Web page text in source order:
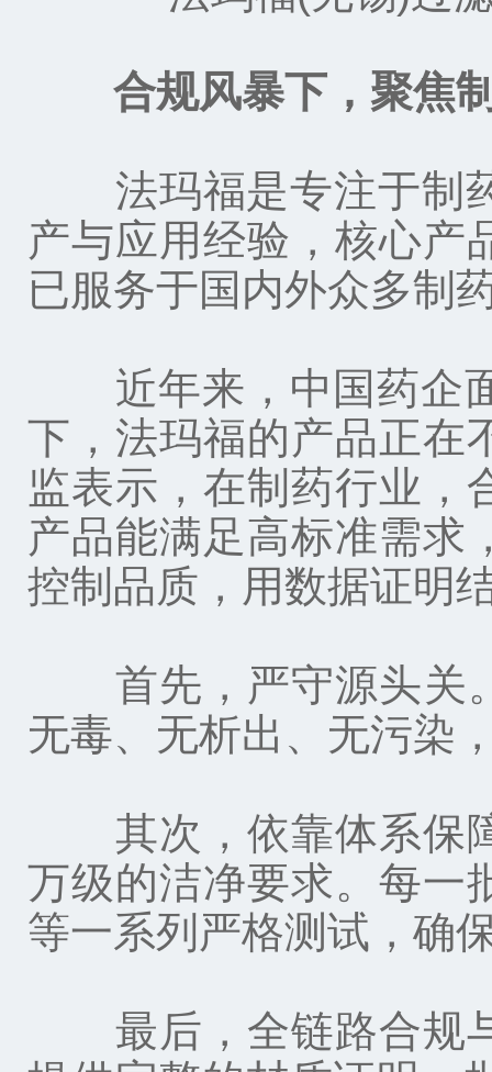
合规风暴下 ， 聚焦
法玛福是专注于制药
产与应用经验，核心产
已服务于国内外众多制
近年来，中国药企面
下，法玛福的产品正在
监表示，在制药行业，
产品能满足高标准需求
控制品质，用数据证明
首先，严守源头关。
无毒、无析出、无污染
其次，依靠体系保障
万级的洁净要求。每一
等一系列严格测试，确
最后，全链路合规与